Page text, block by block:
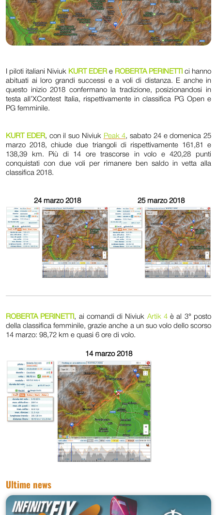
I piloti italiani Niviuk KURT EDER e ROBERTA PERINETTI ci hanno
abituati ai loro grandi successi e a voli di distanza. E anche in
questo inizio 2018 confermano la tradizione, posizionandosi in
testa all’XContest Italia, rispettivamente in classifica PG Open e
PG femminile.
KURT EDER, con il suo Niviuk Peak 4, sabato 24 e domenica 25
marzo 2018, chiude due triangoli di rispettivamente 161,81 e
138,39 km. Più di 14 ore trascorse in volo e 420,28 punti
conquistati con due voli per rimanere ben saldo in vetta alla
classifica 2018.
24 marzo 2018 25 marzo 2018
ROBERTA PERINETTI , ai comandi di Niviuk Artik 4è al 3° posto
della classifica femminile, grazie anche a un suo volo dello scorso
14 marzo: 98,72 km e quasi 6 ore di volo.
14 marzo 2018
Ultime news